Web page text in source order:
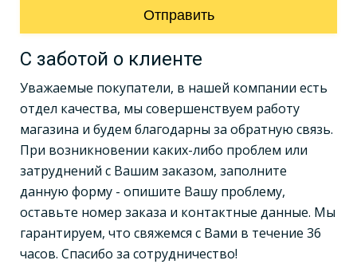
Отправить
С заботой о клиенте
Уважаемые покупатели, в нашей компании есть
отдел качества, мы совершенствуем работу
магазина и будем благодарны за обратную связь.
При возникновении каких-либо проблем или
затруднений с Вашим заказом, заполните
данную форму - опишите Вашу проблему,
оставьте номер заказа и контактные данные. Мы
гарантируем, что свяжемся с Вами в течение 36
часов. Спасибо за сотрудничество!